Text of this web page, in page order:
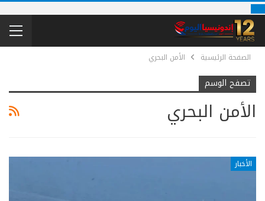
الصفحة الرئيسية الأمن البحري
تصفح الوسم
الأمن البحري
الأخبار